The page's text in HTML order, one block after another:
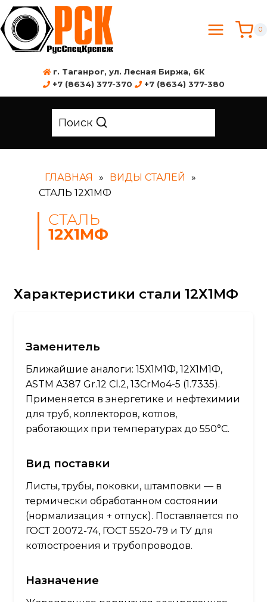
0
г. Таганрог, ул. Лесная Биржа, 6К
+7 (8634) 377-370
+7 (8634) 377-380
Поиск
ГЛАВНАЯ » ВИДЫ СТАЛЕЙ
»
СТАЛЬ 12Х1МФ
СТАЛЬ
12Х1МФ
Характеристики стали 12Х1МФ
Заменитель
Ближайшие аналоги: 15Х1М1Ф, 12Х1М1Ф,
ASTM A387 Gr.12 Cl.2, 13CrMo4-5 (1.7335).
Применяется в энергетике и нефтехимии
для труб, коллекторов, котлов,
работающих при температурах до 550°C.
Вид поставки
Листы, трубы, поковки, штамповки — в
термически обработанном состоянии
(нормализация + отпуск). Поставляется по
ГОСТ 20072-74, ГОСТ 5520-79 и ТУ для
котлостроения и трубопроводов.
Назначение